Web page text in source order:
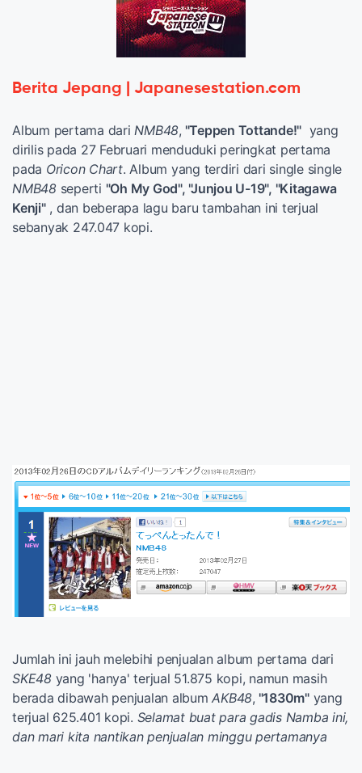
Berita Jepang | Japanesestation.com
Album pertama dari NMB48, "Teppen Tottande!" yang
dirilis pada 27 Februari menduduki peringkat pertama
pada Oricon Chart. Album yang terdiri dari single single
NMB48 seperti "Oh My God", "Junjou U-19", "Kitagawa
Kenji", dan beberapa lagu baru tambahan ini terjual
sebanyak 247.047 kopi.
Jumlah ini jauh melebihi penjualan album pertama dari
SKE48 yang 'hanya' terjual 51.875 kopi, namun masih
berada dibawah penjualan album AKB48, "1830m"yang
terjual 625.401 kopi. Selamat buat para gadis Namba ini,
dan mari kita nantikan penjualan minggu pertamanya